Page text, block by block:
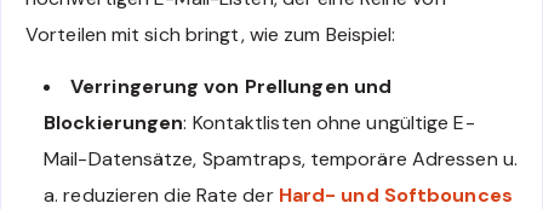
Vorteilen mit sich bringt, wie zum Beispiel:
Verringerung von Prellungen und
Blockierungen: Kontaktlisten ohne ungültige E-
Mail-Datensätze, Spamtraps, temporäre Adressen u.
a. reduzieren die Rate der Hard- und Softbounces